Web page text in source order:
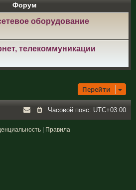
Форум
оборудование
телекоммуникации
Перейти
Часовой пояс: UTC+03:00
| Правила